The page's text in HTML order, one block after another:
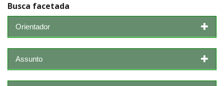
Busca facetada
Orientador
Assunto